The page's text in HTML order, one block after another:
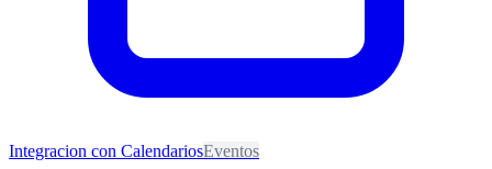
Integracion con CalendariosEventos